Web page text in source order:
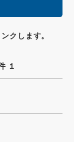
クします。
１